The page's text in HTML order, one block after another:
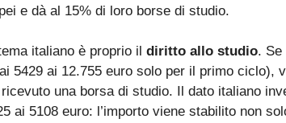
e dà al 15% di loro borse di studio.
italiano è proprio il diritto allo studio. Se
5429 ai 12.755 euro solo per il primo ciclo),
una borsa di studio. Il dato italiano
ai 5108 euro: l’importo viene stabilito non